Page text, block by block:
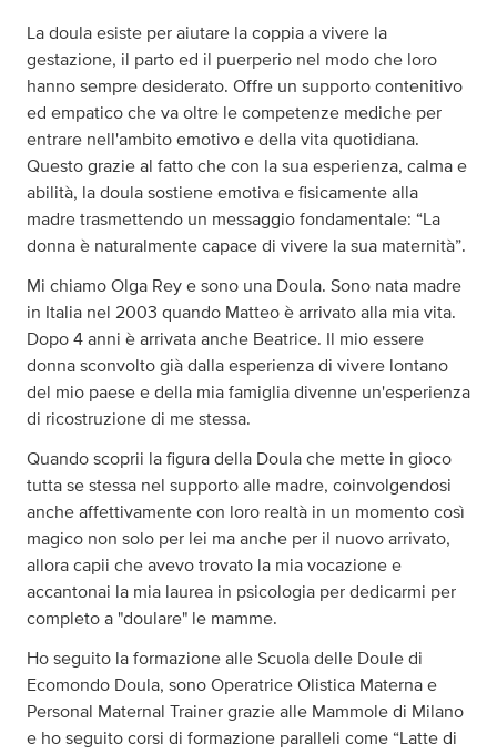
La doula esiste per aiutare la coppia a vivere la
gestazione, il parto ed il puerperio nel modo che loro
hanno sempre desiderato. Offre un supporto contenitivo
ed empatico che va oltre le competenze mediche per
entrare nell'ambito emotivo e della vita quotidiana.
Questo grazie al fatto che con la sua esperienza, calma e
abilità, la doula sostiene emotiva e fisicamente alla
madre trasmettendo un messaggio fondamentale: “La
donna è naturalmente capace di vivere la sua maternità”.
Mi chiamo Olga Rey e sono una Doula. Sono nata madre
in Italia nel 2003 quando Matteo è arrivato alla mia vita.
Dopo 4 anni è arrivata anche Beatrice. Il mio essere
donna sconvolto già dalla esperienza di vivere lontano
del mio paese e della mia famiglia divenne un'esperienza
di ricostruzione di me stessa.
Quando scoprii la figura della Doula che mette in gioco
tutta se stessa nel supporto alle madre, coinvolgendosi
anche affettivamente con loro realtà in un momento così
magico non solo per lei ma anche per il nuovo arrivato,
allora capii che avevo trovato la mia vocazione e
accantonai la mia laurea in psicologia per dedicarmi per
completo a "doulare" le mamme.
Ho seguito la formazione alle Scuola delle Doule di
Ecomondo Doula, sono Operatrice Olistica Materna e
Personal Maternal Trainer grazie alle Mammole di Milano
e ho seguito corsi di formazione paralleli come “Latte di